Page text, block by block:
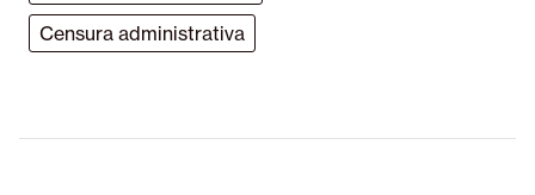
Censura administrativa